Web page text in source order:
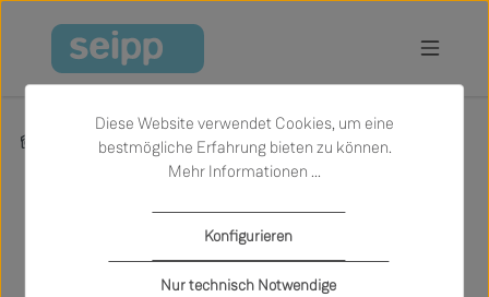
Zum Hauptinhalt springen
Inspiration Aktionen & Neuheiten 15 Jahre miinu
15 Jahre miinu -
Jubiläumsjahr
Diese Website verwendet Cookies, um eine
bestmögliche Erfahrung bieten zu können.
Mehr Informationen ...
Nur technisch Notwendige
Konfigurieren